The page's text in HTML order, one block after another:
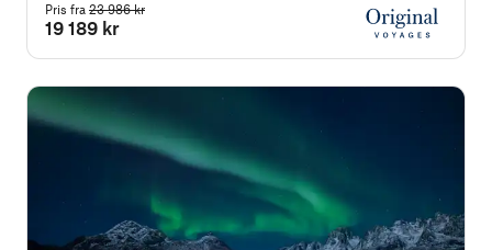
Pris fra 23 986 kr
19 189 kr